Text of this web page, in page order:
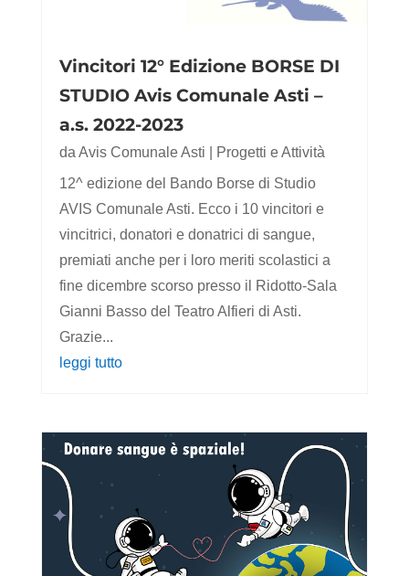
Vincitori 12° Edizione BORSE DI
STUDIO Avis Comunale Asti –
a.s. 2022-2023
da Avis Comunale Asti
Progetti e Attività
12^ edizione del Bando Borse di Studio
AVIS Comunale Asti. Ecco i 10 vincitori e
vincitrici, donatori e donatrici di sangue,
premiati anche per i loro meriti scolastici a
fine dicembre scorso presso il Ridotto-Sala
Gianni Basso del Teatro Alfieri di Asti.
Grazie...
leggi tutto